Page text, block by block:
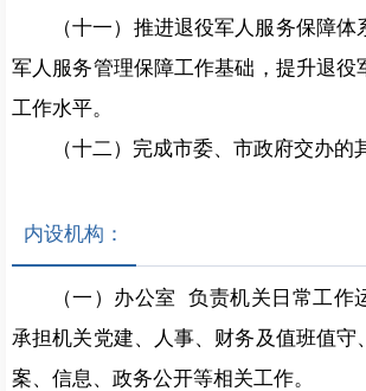
（十一）推进退役军人服务保障
军人服务管理保障工作基础，提升退役
工作水平。
（十二）完成市委、市政府交办的
内设机构：
（一）办公室 负责机关日常工作
承担机关党建、人事、财务及值班值守
案、信息、政务公开等相关工作。